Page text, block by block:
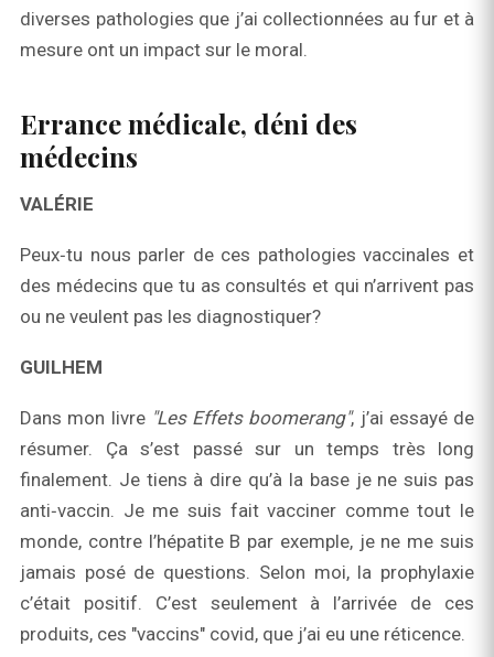
diverses pathologies que j’ai collectionnées au fur et à
mesure ont un impact sur le moral.
Errance médicale, déni des
médecins
VALÉRIE
Peux‑tu nous parler de ces pathologies vaccinales et
des médecins que tu as consultés et qui n’arrivent pas
ou ne veulent pas les diagnostiquer?
GUILHEM
Dans mon livre "Les Effets boomerang", j’ai essayé de
résumer. Ça s’est passé sur un temps très long
finalement. Je tiens à dire qu’à la base je ne suis pas
anti‑vaccin. Je me suis fait vacciner comme tout le
monde, contre l’hépatite B par exemple, je ne me suis
jamais posé de questions. Selon moi, la prophylaxie
c’était positif. C’est seulement à l’arrivée de ces
produits, ces "vaccins" covid, que j’ai eu une réticence.